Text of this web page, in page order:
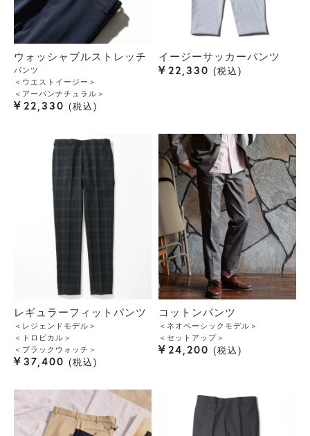
ウォッシャブルストレッチ
パンツ
＜ウエストイージー＞
＜アーバンナチュラル＞
¥ 22,330 税込
イージーサッカーパンツ
¥ 22,330 税込
レギュラーフィットパンツ
＜レジェンドモデル＞
＜トロピカル＞
＜ブラックウォッチ＞
¥ 37,400 税込
コットンパンツ
＜ネオベーシックモデル＞
＜セットアップ＞
¥ 24,200 税込